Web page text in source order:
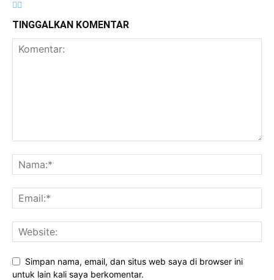
TINGGALKAN KOMENTAR
Simpan nama, email, dan situs web saya di browser ini
untuk lain kali saya berkomentar.